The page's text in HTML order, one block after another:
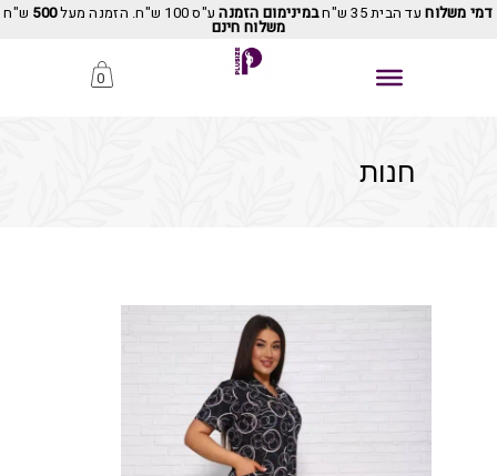
דמי משלוחעד הבית 35 ש"ח במינימום הזמנהע"ס 100 ש"ח. הזמנה מעל 500 ש"ח
משלוח חינם
0
חנות